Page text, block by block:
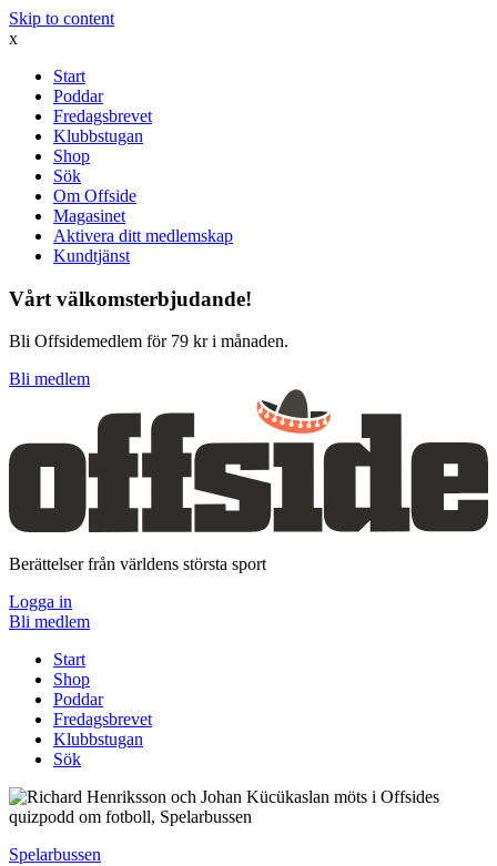
Skip to content
x
Start
Poddar
Fredagsbrevet
Klubbstugan
Shop
Sök
Om Offside
Magasinet
Aktivera ditt medlemskap
Kundtjänst
Vårt välkomsterbjudande!
Bli Offsidemedlem för 79 kr i månaden.
Bli medlem
Berättelser från världens största sport
Logga in
Bli medlem
Start
Shop
Poddar
Fredagsbrevet
Klubbstugan
Sök
Spelarbussen